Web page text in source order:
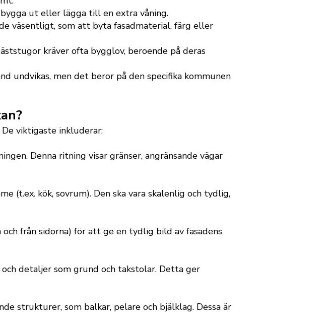
ut eller lägga till en extra våning.
väsentligt, som att byta fasadmaterial, färg eller
kräver ofta bygglov, beroende på deras
undvikas, men det beror på den specifika kommunen
viktigaste inkluderar:
Denna ritning visar gränser, angränsande vägar
(t.ex. kök, sovrum). Den ska vara skalenlig och tydlig,
från sidorna) för att ge en tydlig bild av fasadens
och detaljer som grund och takstolar. Detta ger
strukturer, som balkar, pelare och bjälklag. Dessa är